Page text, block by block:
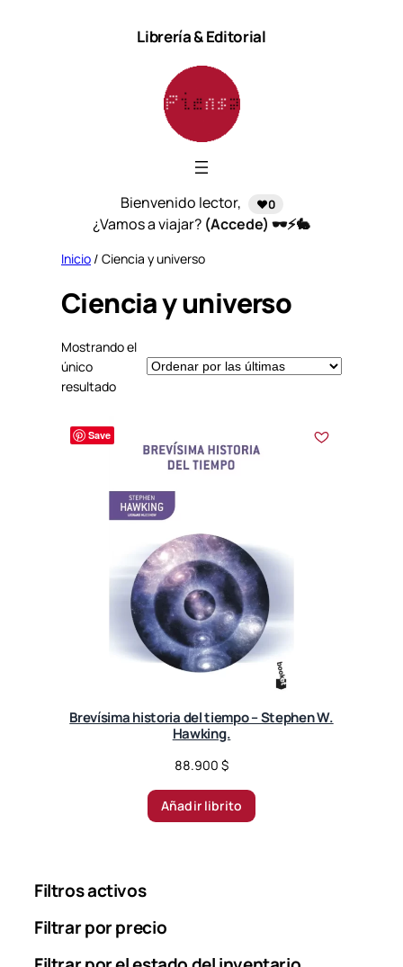
Librería & Editorial
Bienvenido lector, ❤️0
¿Vamos a viajar? (Accede) 🕶️⚡🐇
Inicio / Ciencia y universo
Ciencia y universo
Mostrando el
único
resultado
Save
Brevísima historia del tiempo – Stephen W.
Hawking.
88.900 $
Añadir librito
Filtros activos
Filtrar por precio